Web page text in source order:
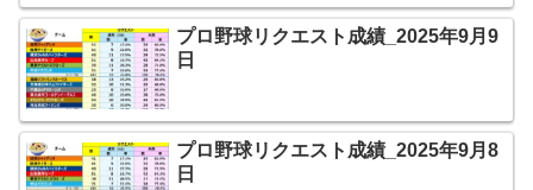
プロ野球リクエスト成績_2025年9月9
日
プロ野球リクエスト成績_2025年9月8
日